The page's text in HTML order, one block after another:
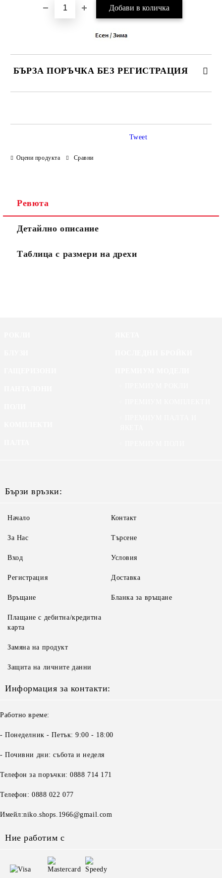
БЪРЗА ПОРЪЧКА БЕЗ РЕГИСТРАЦИЯ
Оцени продукта Сравни
Tweet
Ревюта
Детайлно описание
Таблица с размери на дрехи
Бързи връзки:
Начало
За Нас
Вход
Регистрация
Контакт
Търсене
Условия
Доставка
Връщане
Плащане с дебитна/кредитна
карта
Замяна на продукт
Защита на личните данни
Бланка за връщане
Информация за контакти:
Работно време:
- Понеделник - Петък: 9:00 - 18:00
- Почивни дни: събота и неделя
Телефон за поръчки: 0888 714 171
Телефон: 0888 022 077
Имейл:niko.shops.1966@gmail.com
Ние работим с